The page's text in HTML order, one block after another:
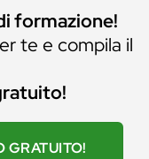
formazione!
te e compila il
GRATUITO!